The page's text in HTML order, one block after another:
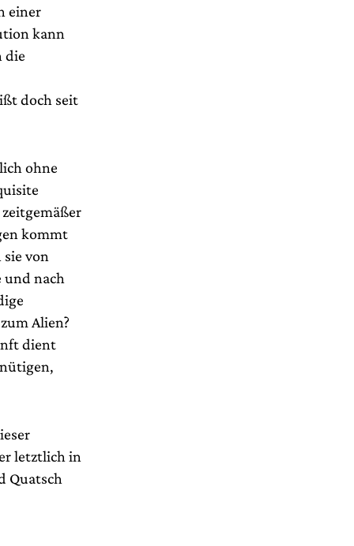
einer
kann
die
doch seit
ohne
kommt
von
und nach
Alien?
dient
letztlich in
Quatsch